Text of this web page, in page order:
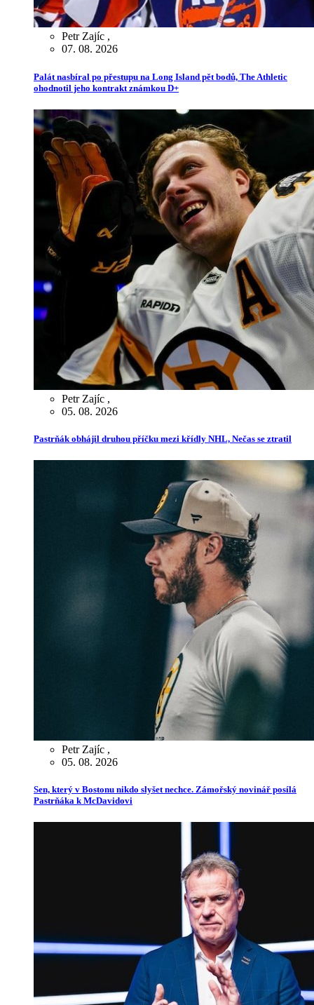
Petr Zajíc ,
07. 08. 2026
Palát nasbíral po přestupu na Long Island pět bodů, The Athletic
ohodnotil jeho kontrakt známkou D+
Petr Zajíc ,
05. 08. 2026
Pastrňák obhájil druhou příčku mezi křídly NHL, Nečas se ztratil
Petr Zajíc ,
05. 08. 2026
Sen, který v Bostonu nikdo slyšet nechce. Zámořský novinář posílá
Pastrňáka k McDavidovi